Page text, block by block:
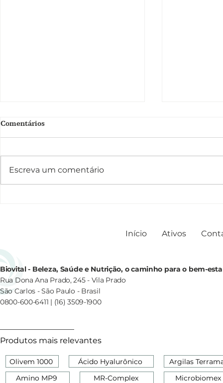
Comentários
Escreva um comentário
Biovital - Beleza, Saúde e Nutrição, o caminho para o bem-
Rua Dona Ana Prado, 245 - Vila Prado
São Carlos - São Paulo - Brasil
0800-600-6411 | (16) 3509-1900
Início Ativos
Produtos mais relevantes
Olivem 1000
Ácido Hyalurônico
Amino MP9
MR-Complex
Argilas
Microbiomex